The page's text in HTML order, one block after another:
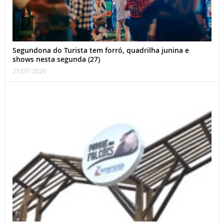
Segundona do Turista tem forró, quadrilha junina e
shows nesta segunda (27)
27/07/ 2026